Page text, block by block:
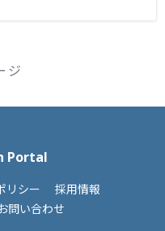
ジ
Portal
リシー
採用情報
問い合わせ